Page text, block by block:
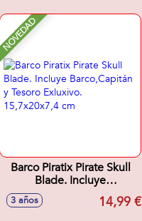
NOVEDAD
Barco Piratix Pirate Skull
Blade. Incluye
Barco,Capitán y Tesoro
Exluxivo. 15,7x20x7,4 cm
3 años 14,99 €